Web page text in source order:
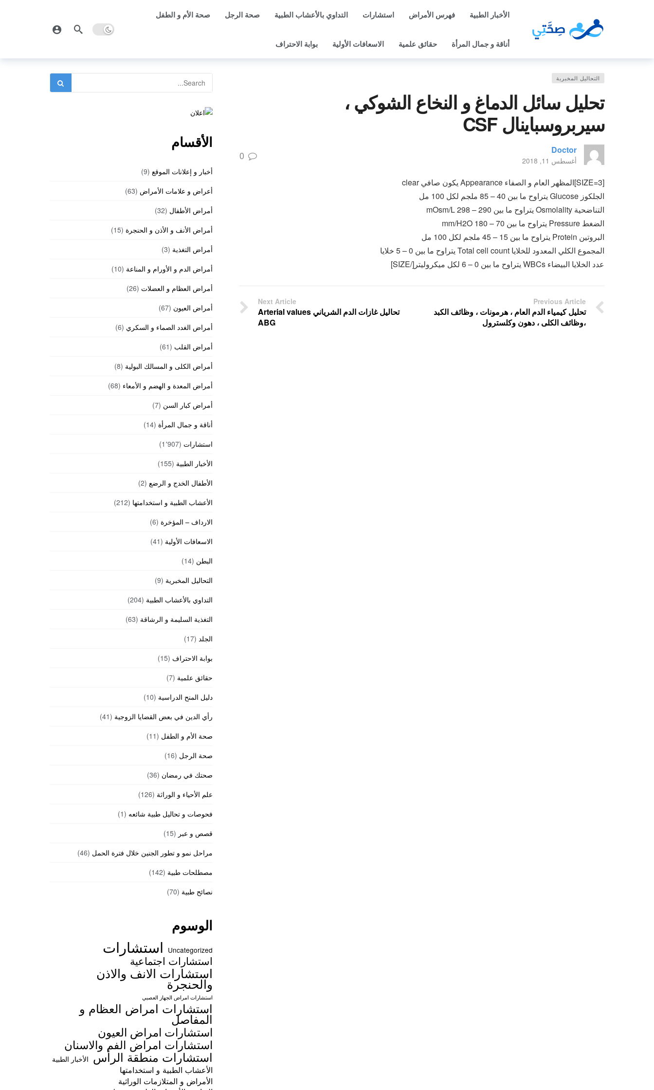
الأخبار الطبية فهرس الأمراض استشارات التداوي بالأعشاب الطبية صحة الرجل صحة الأم و الطفل
أناقة و جمال المرأة حقائق علمية الاسعافات الأولية بوابة الاحتراف
التحاليل المخبرية
تحليل سائل الدماغ و النخاع الشوكي ،
سيربروسباينال CSF
Doctor
أغسطس 11, 2018 0
[SIZE=3]المظهر العام و الصفاء Appearance يكون صافي clear
الجلكوز Glucose يتراوح ما بين 40 – 85 ملجم لكل 100 مل
التناضحية Osmolality يتراوح ما بين 290 – 298 mOsm/L
الضغط Pressure يتراوح ما بين 70 – 180 mm/H2O
البروتين Protein يتراوح ما بين 15 – 45 ملجم لكل 100 مل
المجموع الكلي المعدود للخلايا Total cell count يتراوح ما بين 0 – 5 خلايا
عدد الخلايا البيضاء WBCs يتراوح ما بين 0 – 6 لكل ميكروليتر[/SIZE]
Previous Article
تحليل كيمياء الدم العام ، هرمونات ، وظائف الكبد
،وظائف الكلى ، دهون وكلسترول
Next Article
تحاليل غازات الدم الشرياني Arterial values
ABG
الأقسام
أخبار و إعلانات الموقع (9)
أعراض و علامات الأمراض (63)
أمراض الأطفال (32)
أمراض الأنف و الأذن و الحنجرة (15)
أمراض التغذية (3)
أمراض الدم و الأورام و المناعة (10)
أمراض العظام و العضلات (26)
أمراض العيون (67)
أمراض الغدد الصماء و السكري (6)
أمراض القلب (61)
أمراض الكلى و المسالك البولية (8)
أمراض المعدة و الهضم و الأمعاء (68)
أمراض كبار السن (7)
أناقة و جمال المرأة (14)
استشارات (1٬907)
الأخبار الطبية (155)
الأطفال الخدج و الرضع (2)
الأعشاب الطبية و استخدامتها (212)
الارداف – المؤخرة (6)
الاسعافات الأولية (41)
البطن (14)
التحاليل المخبرية (9)
التداوي بالأعشاب الطبية (204)
التغذية السليمة و الرشاقة (63)
الجلد (17)
بوابة الاحتراف (15)
حقائق علمية (7)
دليل المنح الدراسية (10)
رأي الدين في بعض القضايا الزوجية (41)
صحة الأم و الطفل (11)
صحة الرجل (16)
صحتك في رمضان (36)
علم الأحياء و الوراثة (126)
فحوصات و تحاليل طبية شائعه (1)
قصص و عبر (15)
مراحل نمو و تطور الجنين خلال فترة الحمل (46)
مصطلحات طبية (142)
نصائح طبية (70)
الوسوم
Uncategorized استشارات
استشارات اجتماعية
استشارات الانف والاذن
والحنجرة
استشارات امراض الجهاز العصبي
استشارات امراض العظام و
المفاصل
استشارات امراض العيون
استشارات امراض الفم والاسنان
استشارات منطقة الرأس الأخبار الطبية
الأعشاب الطبية و استخدامتها
الأمراض و المتلازمات الوراثية